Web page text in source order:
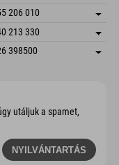
mentése
206 010
mentése
információk
213 330
mentése
398500
utáljuk a spamet,